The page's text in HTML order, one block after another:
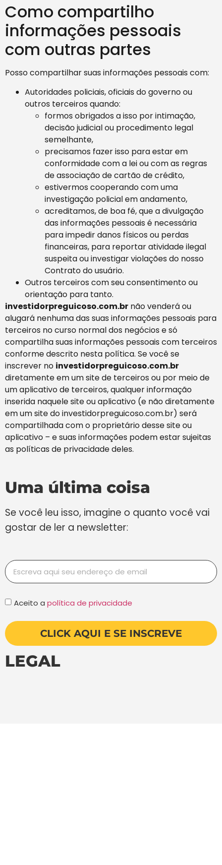
Como compartilho
informações pessoais
com outras partes
Posso compartilhar suas informações pessoais com:
Autoridades policiais, oficiais do governo ou
outros terceiros quando:
formos obrigados a isso por intimação,
decisão judicial ou procedimento legal
semelhante,
precisamos fazer isso para estar em
conformidade com a lei ou com as regras
de associação de cartão de crédito,
estivermos cooperando com uma
investigação policial em andamento,
acreditamos, de boa fé, que a divulgação
das informações pessoais é necessária
para impedir danos físicos ou perdas
financeiras, para reportar atividade ilegal
suspeita ou investigar violações do nosso
Contrato do usuário.
Outros terceiros com seu consentimento ou
orientação para tanto.
investidorpreguicoso.com.br não venderá ou
alugará nenhuma das suas informações pessoais para
terceiros no curso normal dos negócios e só
compartilha suas informações pessoais com terceiros
conforme descrito nesta política. Se você se
inscrever no investidorpreguicoso.com.br
diretamente em um site de terceiros ou por meio de
um aplicativo de terceiros, qualquer informação
inserida naquele site ou aplicativo (e não diretamente
em um site do investidorpreguicoso.com.br) será
compartilhada com o proprietário desse site ou
aplicativo – e suas informações podem estar sujeitas
as políticas de privacidade deles.
Uma última coisa
Se você leu isso, imagine o quanto você vai
gostar de ler a newsletter:
Aceito a política de privacidade
CLICK AQUI E SE INSCREVE
LEGAL